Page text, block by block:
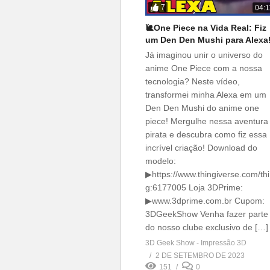
7
🐌One Piece na Vida Real: Fiz
um Den Den Mushi para Alexa!
Já imaginou unir o universo do
anime One Piece com a nossa
tecnologia? Neste vídeo,
transformei minha Alexa em um
Den Den Mushi do anime one
piece! Mergulhe nessa aventura
pirata e descubra como fiz essa
incrível criação! Download do
modelo:
▶https://www.thingiverse.com/
g:6177005 Loja 3DPrime:
▶www.3dprime.com.br Cupom:
3DGeekShow Venha fazer parte
do nosso clube exclusivo de […]
3D Geek Show - Impressão 3D
2 DE SETEMBRO DE 2023
151
0